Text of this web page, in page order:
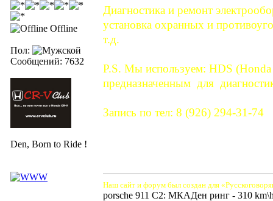
Offline
Пол:
Сообщений: 7632
Den, Born to Ride !
Диагностика и ремонт
установка охранных и
т.д.
P.S. Мы используем: HDS
предназначенным для
Запись по тел: 8 (926) 294-31-74
Наш сайт и форум был создан для
porsche 911 C2: МКАДен ринг - 310